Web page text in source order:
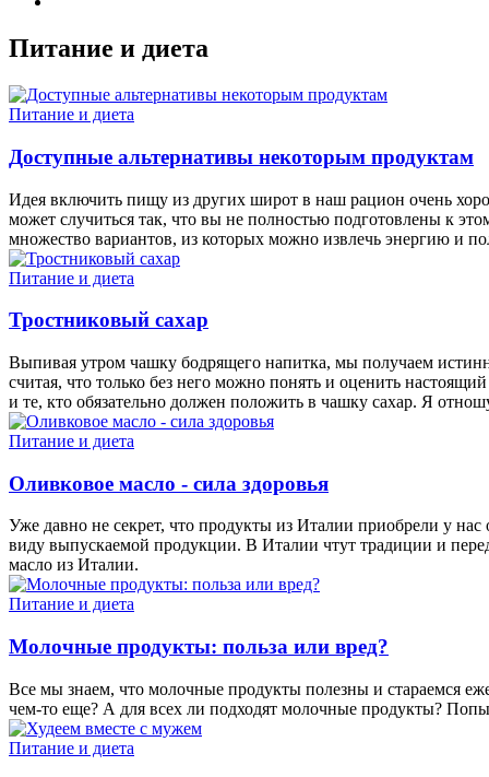
Питание и диета
Питание и диета
Доступные альтернативы некоторым продуктам
Идея включить пищу из других широт в наш рацион очень
может случиться так, что вы не полностью подготовлены к
множество вариантов, из которых можно извлечь энергию и
Питание и диета
Тростниковый сахар
Выпивая утром чашку бодрящего напитка, мы получаем
считая, что только без него можно понять и оценить
и те, кто обязательно должен положить в чашку сахар. Я
Питание и диета
Оливковое масло - сила здоровья
Уже давно не секрет, что продукты из Италии приобрели у
виду выпускаемой продукции. В Италии чтут традиции и
масло из Италии.
Питание и диета
Молочные продукты: польза или вред?
Все мы знаем, что молочные продукты полезны и стараемся
чем-то еще? А для всех ли подходят молочные продукты?
Питание и диета